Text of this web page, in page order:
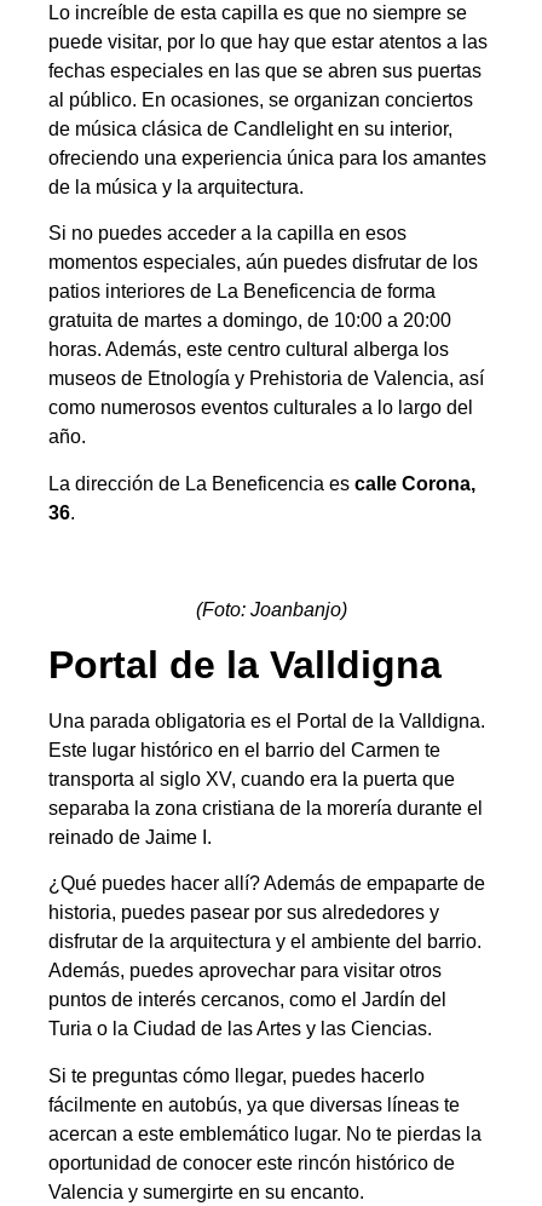
Lo increíble de esta capilla es que no siempre se
puede visitar, por lo que hay que estar atentos a las
fechas especiales en las que se abren sus puertas
al público. En ocasiones, se organizan conciertos
de música clásica de Candlelight en su interior,
ofreciendo una experiencia única para los amantes
de la música y la arquitectura.
Si no puedes acceder a la capilla en esos
momentos especiales, aún puedes disfrutar de los
patios interiores de La Beneficencia de forma
gratuita de martes a domingo, de 10:00 a 20:00
horas. Además, este centro cultural alberga los
museos de Etnología y Prehistoria de Valencia, así
como numerosos eventos culturales a lo largo del
año.
La dirección de La Beneficencia es calle Corona,
36.
(Foto: Joanbanjo)
Portal de la Valldigna
Una parada obligatoria es el Portal de la Valldigna.
Este lugar histórico en el barrio del Carmen te
transporta al siglo XV, cuando era la puerta que
separaba la zona cristiana de la morería durante el
reinado de Jaime I.
¿Qué puedes hacer allí? Además de empaparte de
historia, puedes pasear por sus alrededores y
disfrutar de la arquitectura y el ambiente del barrio.
Además, puedes aprovechar para visitar otros
puntos de interés cercanos, como el Jardín del
Turia o la Ciudad de las Artes y las Ciencias.
Si te preguntas cómo llegar, puedes hacerlo
fácilmente en autobús, ya que diversas líneas te
acercan a este emblemático lugar. No te pierdas la
oportunidad de conocer este rincón histórico de
Valencia y sumergirte en su encanto.